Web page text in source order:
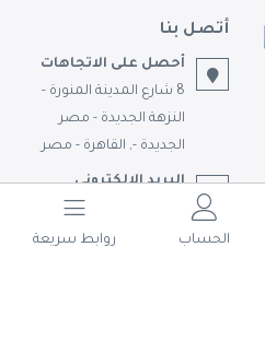
الحساب روابط سريعة
أتصل بنا
أحصل على الاتجاهات
8 شارع المدينة المنورة -
النزهة الجديدة - مصر
الجديدة -, القاهرة - مصر
البريد الالكتروني
info@torbini.com
تابعونا